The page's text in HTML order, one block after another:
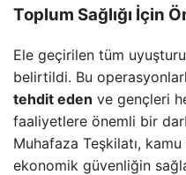
Toplum Sağlığı İçin
Ele geçirilen tüm
belirtildi. Bu
tehdit eden ve gençleri
faaliyetlere önemli bir
Muhafaza Teşkilatı,
ekonomik güvenliğin